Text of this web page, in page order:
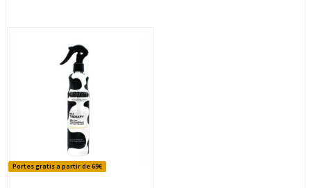
Portes gratis a partir de 69€